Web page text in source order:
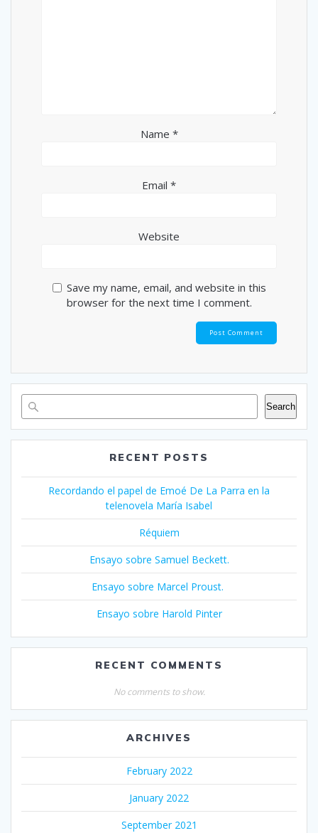
Name *
Email *
Website
Save my name, email, and website in this
browser for the next time I comment.
Search
RECENT POSTS
Recordando el papel de Emoé De La Parra en la
telenovela María Isabel
Réquiem
Ensayo sobre Samuel Beckett.
Ensayo sobre Marcel Proust.
Ensayo sobre Harold Pinter
RECENT COMMENTS
No comments to show.
ARCHIVES
February 2022
January 2022
September 2021